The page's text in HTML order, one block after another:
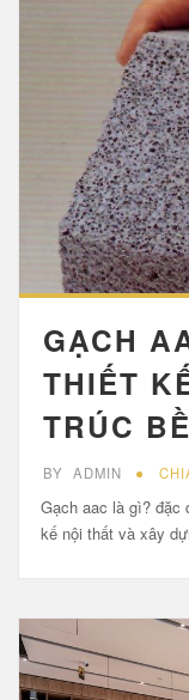
GẠCH
THIẾT
TRÚC
BY ADMIN
Gạch aac là gì? đặc
kế nội thất và xây